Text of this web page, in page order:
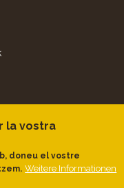
la vostra
doneu el vostre
Weitere Informationen